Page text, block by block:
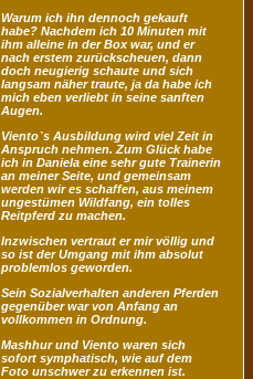
Warum ich ihn dennoch gekauft
habe? Nachdem ich 10 Minuten mit
ihm alleine in der Box war, und er
nach erstem zurückscheuen, dann
doch neugierig schaute und sich
langsam näher traute, ja da habe ich
mich eben verliebt in seine sanften
Augen.
Viento`s Ausbildung wird viel Zeit in
Anspruch nehmen. Zum Glück habe
ich in Daniela eine sehr gute Trainerin
an meiner Seite, und gemeinsam
werden wir es schaffen, aus meinem
ungestümen Wildfang, ein tolles
Reitpferd zu machen.
Inzwischen vertraut er mir völlig und
so ist der Umgang mit ihm absolut
problemlos geworden.
Sein Sozialverhalten anderen Pferden
gegenüber war von Anfang an
vollkommen in Ordnung.
Mashhur und Viento waren sich
sofort symphatisch, wie auf dem
Foto unschwer zu erkennen ist.